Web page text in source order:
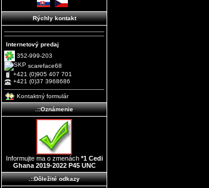
Rýchly kontakt
Internetový predaj
352-999-203
scareface68
+421 (0)905 407 701
+421 (0)37 3968686
Kontaktný formulár
.::Oznámenie
Informujte ma o zmenách *1 Cedi
Ghana 2019-2022 P45 UNC
.::Dôležité odkazy